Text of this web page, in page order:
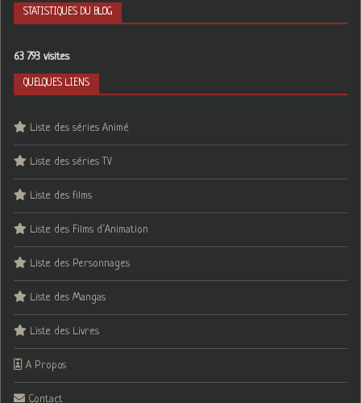
STATISTIQUES DU BLOG
63 793 visites
QUELQUES LIENS
Liste des séries Animé
Liste des séries TV
Liste des films
Liste des Films d’Animation
Liste des Personnages
Liste des Mangas
Liste des Livres
A Propos
Contact